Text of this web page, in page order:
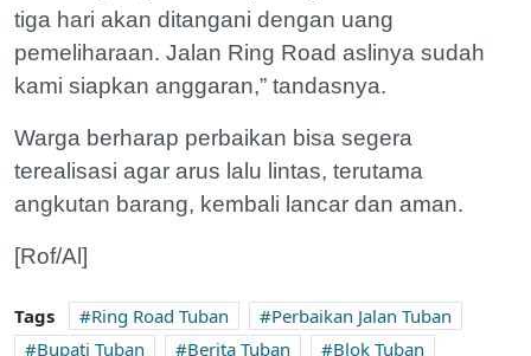
tiga hari akan ditangani dengan uang
pemeliharaan. Jalan Ring Road aslinya sudah
kami siapkan anggaran,” tandasnya.
Warga berharap perbaikan bisa segera
terealisasi agar arus lalu lintas, terutama
angkutan barang, kembali lancar dan aman.
[Rof/Al]
Tags Ring Road Tuban
Perbaikan Jalan Tuban
Bupati Tuban
Berita Tuban Blok Tuban